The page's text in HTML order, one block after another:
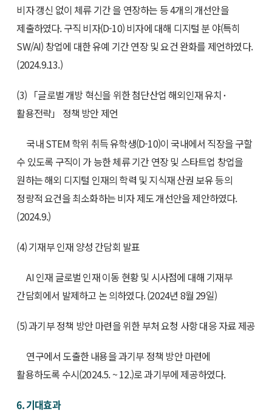
비자 갱신 없이 체류 기간 을 연장하는 등 4개의 개선안을
제출하였다. 구직 비자(D-10) 비자에 대해 디지털 분 야(특히
SW/AI) 창업에 대한 유예 기간 연장 및 요건 완화를 제언하였다.
(2024.9.13.)
(3) 「글로벌 개방 혁신을 위한 첨단산업 해외인재 유치･
활용전략」 정책 방안 제언
국내 STEM 학위 취득 유학생(D-10)이 국내에서 직장을 구할
수 있도록 구직이 가 능한 체류 기간 연장 및 스타트업 창업을
원하는 해외 디지털 인재의 학력 및 지식재 산권 보유 등의
정량적 요건을 최소화하는 비자 제도 개선안을 제안하였다.
(2024.9.)
(4) 기재부 인재 양성 간담회 발표
AI 인재 글로벌 인재 이동 현황 및 시사점에 대해 기재부
간담회에서 발제하고 논 의하였다. (2024년 8월 29일)
(5) 과기부 정책 방안 마련을 위한 부처 요청 사항 대응 자료 제공
연구에서 도출한 내용을 과기부 정책 방안 마련에
활용하도록 수시(2024.5. ~ 12.)로 과기부에 제공하였다.
6. 기대효과